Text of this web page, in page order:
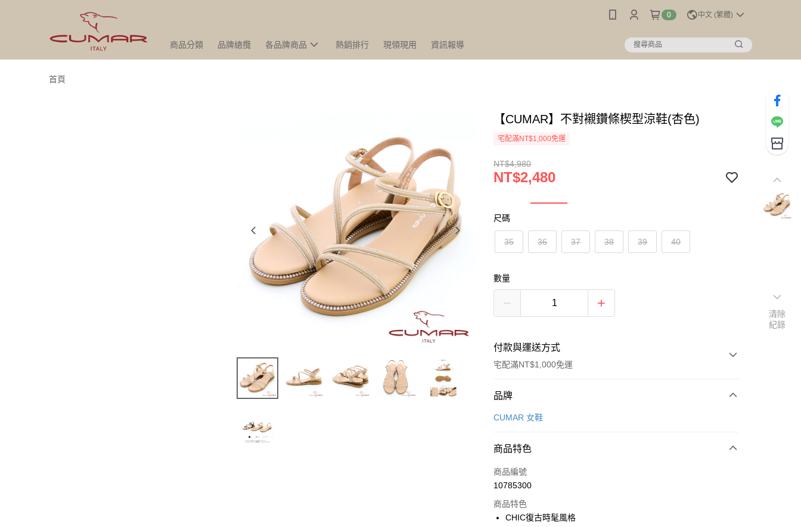
0 中文 (繁體)
商品分類 品牌總攬 各品牌商品 熱銷排行 現領現用 資訊報導
首頁
【CUMAR】不對襯鑽條楔型涼鞋(杏色)
宅配滿NT$1,000免運
NT$4,980
NT$2,480
尺碼
35 36 37 38 39 40
數量
付款與運送方式
宅配滿NT$1,000免運
付款方式
信用卡一次付款
街口支付
運送方式
品牌
CUMAR 女鞋
商品特色
商品編號
10785300
商品特色
CHIC復古時髦風格
清除
紀錄